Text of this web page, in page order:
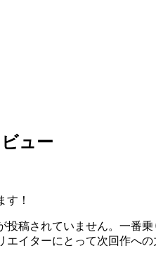
ュー
す！
投稿されていません。一番
イターにとって次回作への